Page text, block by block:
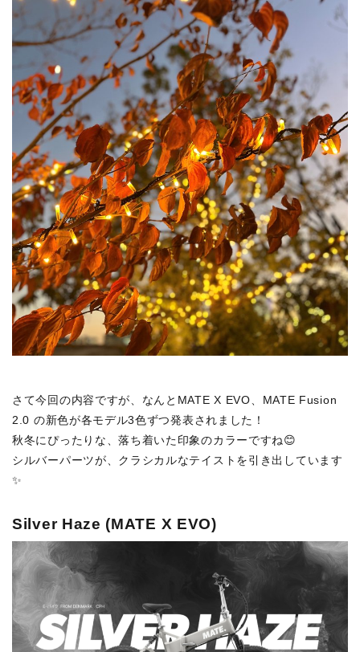
さて今回の内容ですが、なんとMATE X EVO、MATE Fusion
2.0 の新色が各モデル3色ずつ発表されました！
秋冬にぴったりな、落ち着いた印象のカラーですね😊
シルバーパーツが、クラシカルなテイストを引き出しています
✨
Silver Haze (MATE X EVO)